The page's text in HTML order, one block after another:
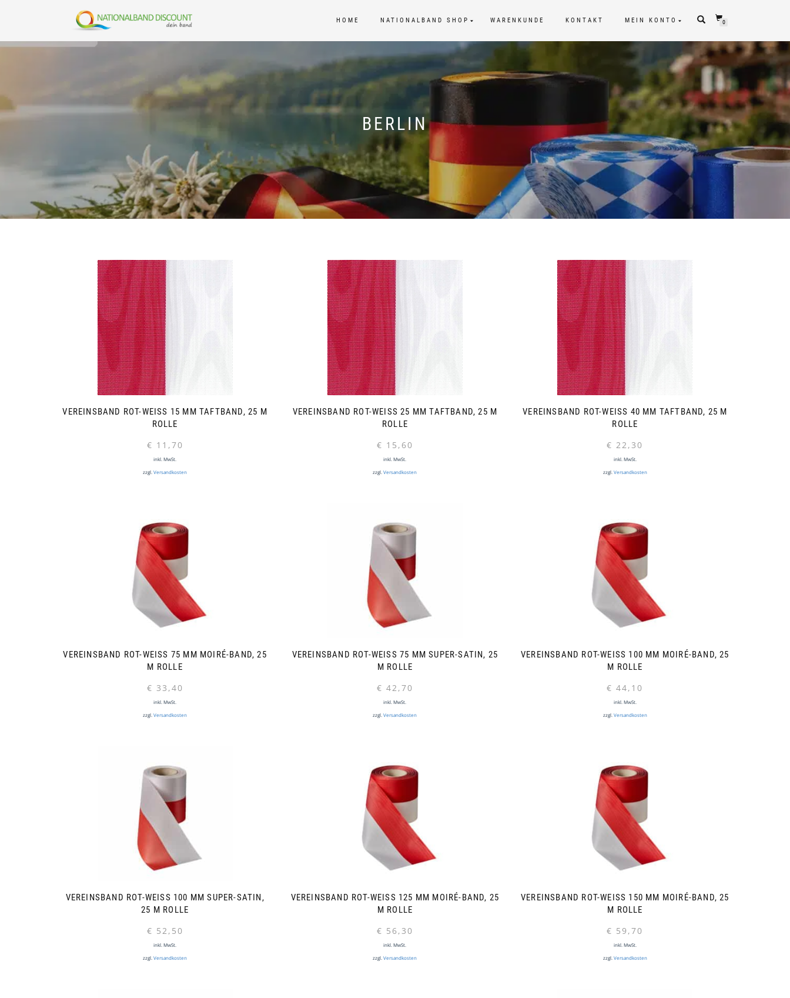
HOME NATIONALBAND SHOP WARENKUNDE KONTAKT MEIN KONTO 0
BERLIN
VEREINSBAND ROT-WEISS 15 MM TAFTBAND, 25 M R
OLLE
€ 11,70
inkl. MwSt.
zzgl.Versandkosten
VEREINSBAND ROT-WEISS 25 MM TAFTBAND, 25 M R
OLLE
€ 15,60
inkl. MwSt.
zzgl.Versandkosten
VEREINSBAND ROT-WEISS 40 MM TAFTBAND, 25 M R
OLLE
€ 22,30
inkl. MwSt.
zzgl. Versandkosten
VEREINSBAND ROT-WEISS 75 MM MOIRÉ-BAND, 25 M
ROLLE
€ 33,40
inkl. MwSt.
zzgl.Versandkosten
VEREINSBAND ROT-WEISS 75 MM SUPER-SATIN, 25 M
ROLLE
€ 42,70
inkl. MwSt.
zzgl.Versandkosten
VEREINSBAND ROT-WEISS 100 MM MOIRÉ-BAND, 25 M
ROLLE
€ 44,10
inkl. MwSt.
zzgl. Versandkosten
VEREINSBAND ROT-WEISS 100 MM SUPER-SATIN, 2
5 M ROLLE
€ 52,50
inkl. MwSt.
zzgl.Versandkosten
VEREINSBAND ROT-WEISS 125 MM MOIRÉ-BAND, 25 M
ROLLE
€ 56,30
inkl. MwSt.
zzgl.Versandkosten
VEREINSBAND ROT-WEISS 150 MM MOIRÉ-BAND, 25 M
ROLLE
€ 59,70
inkl. MwSt.
zzgl. Versandkosten